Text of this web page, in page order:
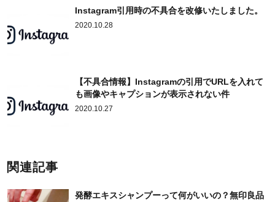
Instagram引用時の不具合を改修いたしました。
2020.10.28
【不具合情報】Instagramの引用でURLを入れて
も画像やキャプションが表示されない件
2020.10.27
関連記事
発酵エキスシャンプーって何がいいの？無印良品